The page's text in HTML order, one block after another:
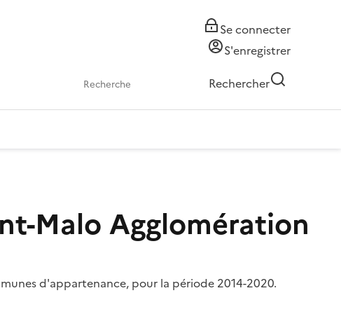
Se connecter
S'enregistrer
Rechercher
Malo Agglomération
d'appartenance, pour la période 2014-2020.